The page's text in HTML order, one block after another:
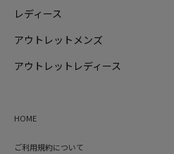
レディース
アウトレットメンズ
アウトレットレディース
HOME
ご利用規約について